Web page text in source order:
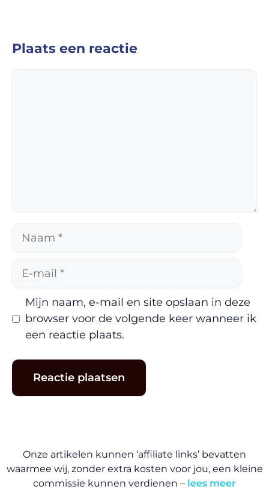
Plaats een reactie
Naam
Mijn naam, e-mail en site opslaan in deze
browser voor de volgende keer wanneer ik
een reactie plaats.
Onze artikelen kunnen ‘affiliate links’ bevatten
waarmee wij, zonder extra kosten voor jou, een kleine
commissie kunnen verdienen – lees meer